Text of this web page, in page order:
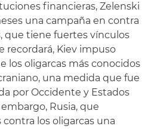
financieras, Zelenski
una campaña en contra
que tiene fuertes vínculos
recordará, Kiev impuso
los oligarcas más conocidos
una medida que fue
por Occidente y Estados
Rusia, que
los oligarcas una